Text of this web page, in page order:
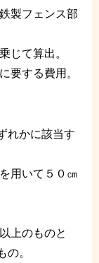
製フェンス部
じて算出。
要する費用。
れかに該当す
用いて５０㎝
上のものと
の。